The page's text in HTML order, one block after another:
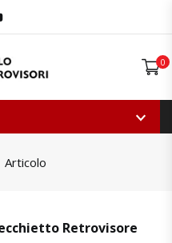
Youtube
0
Articolo
Retrovisore